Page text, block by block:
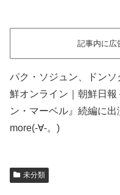
記事内に広
パク・ソジュン、ドン
鮮オンライン｜朝鮮日
ン・マーベル』続編に
more(-∀-。)
未分類